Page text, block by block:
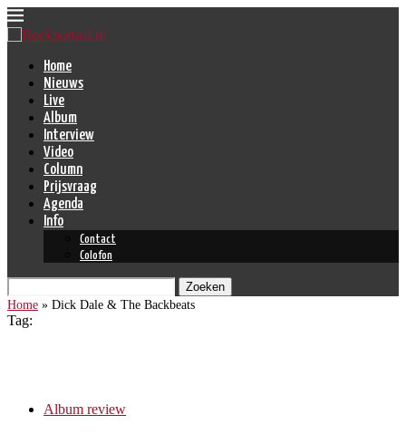
Home
Nieuws
Live
Album
Interview
Video
Column
Prijsvraag
Agenda
Info
Contact
Colofon
Zoeken
Home » Dick Dale & The Backbeats
Tag:
Album review